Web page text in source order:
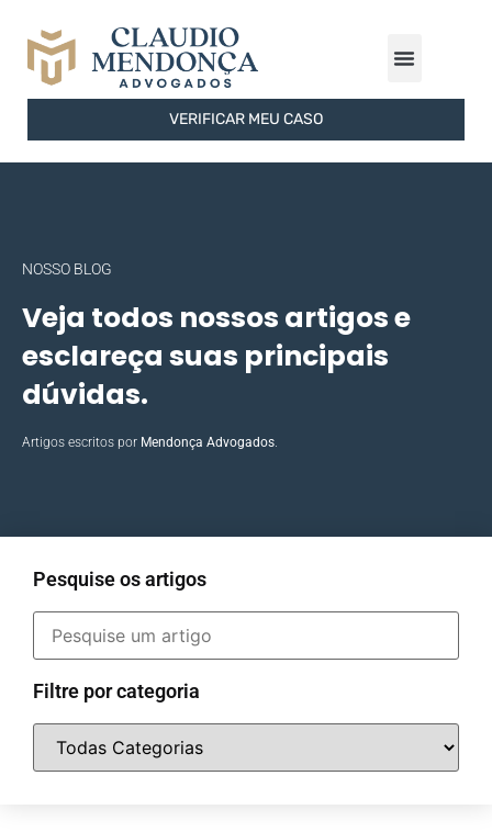
VERIFICAR MEU CASO
NOSSO BLOG
Veja todos nossos artigos e
esclareça suas principais
dúvidas.
Artigos escritos por Mendonça Advogados.
Pesquise os artigos
Filtre por categoria